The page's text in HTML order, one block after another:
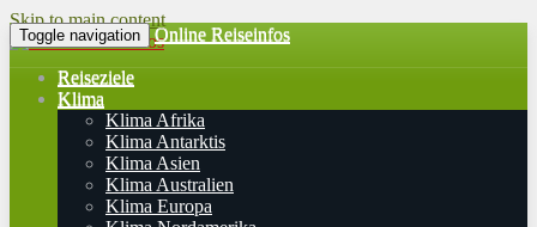
Skip to main content
Toggle navigation Online Reiseinfos
Reiseziele
Klima
Klima Afrika
Klima Antarktis
Klima Asien
Klima Australien
Klima Europa